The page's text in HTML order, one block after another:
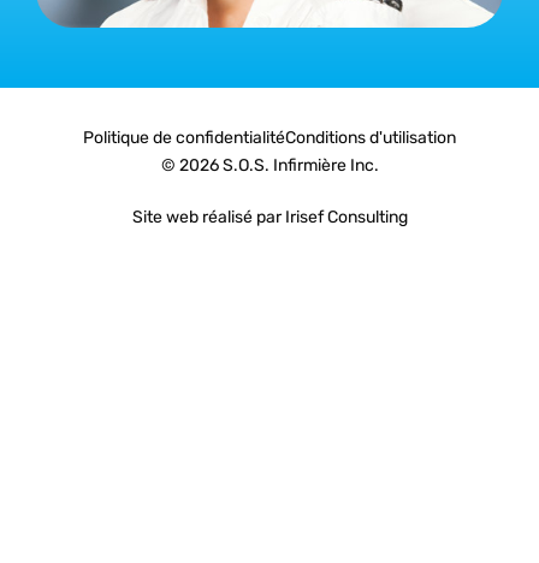
Politique de confidentialitéConditions d'utilisation
© 2026 S.O.S. Infirmière Inc.
Site web réalisé par Irisef Consulting